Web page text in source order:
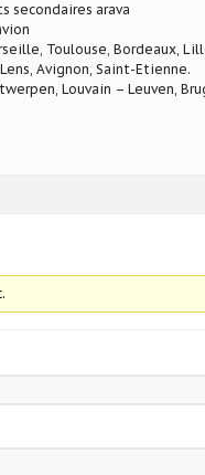
secondaires arava
Toulouse, Bordeaux,
Avignon, Saint-Etienne.
Louvain – Leuven,